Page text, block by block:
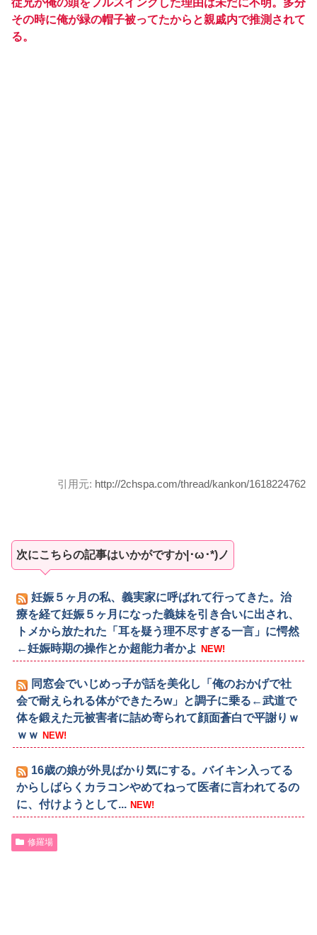
従兄が俺の頭をフルスイングした理由は未だに不明。多分
その時に俺が緑の帽子被ってたからと親戚内で推測されて
る。
引用元: http://2chspa.com/thread/kankon/1618224762
次にこちらの記事はいかがですか|･ω･*)ノ
妊娠５ヶ月の私、義実家に呼ばれて行ってきた。治
療を経て妊娠５ヶ月になった義妹を引き合いに出され、
トメから放たれた「耳を疑う理不尽すぎる一言」に愕然
←妊娠時期の操作とか超能力者かよ
NEW!
同窓会でいじめっ子が話を美化し「俺のおかげで社
会で耐えられる体ができたろw」と調子に乗る←武道で
体を鍛えた元被害者に詰め寄られて顔面蒼白で平謝りｗ
ｗｗ NEW!
16歳の娘が外見ばかり気にする。バイキン入ってる
からしばらくカラコンやめてねって医者に言われてるの
に、付けようとして... NEW!
修羅場